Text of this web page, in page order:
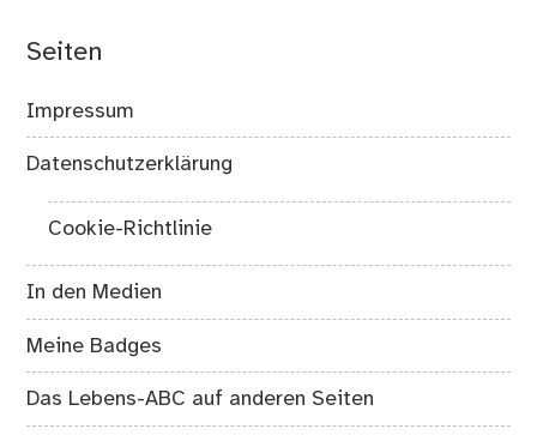
Seiten
Impressum
Datenschutzerklärung
Cookie-Richtlinie
In den Medien
Meine Badges
Das Lebens-ABC auf anderen Seiten